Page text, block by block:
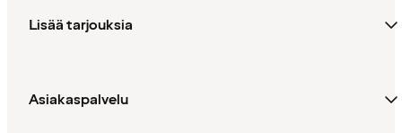
Lisää tarjouksia
Asiakaspalvelu